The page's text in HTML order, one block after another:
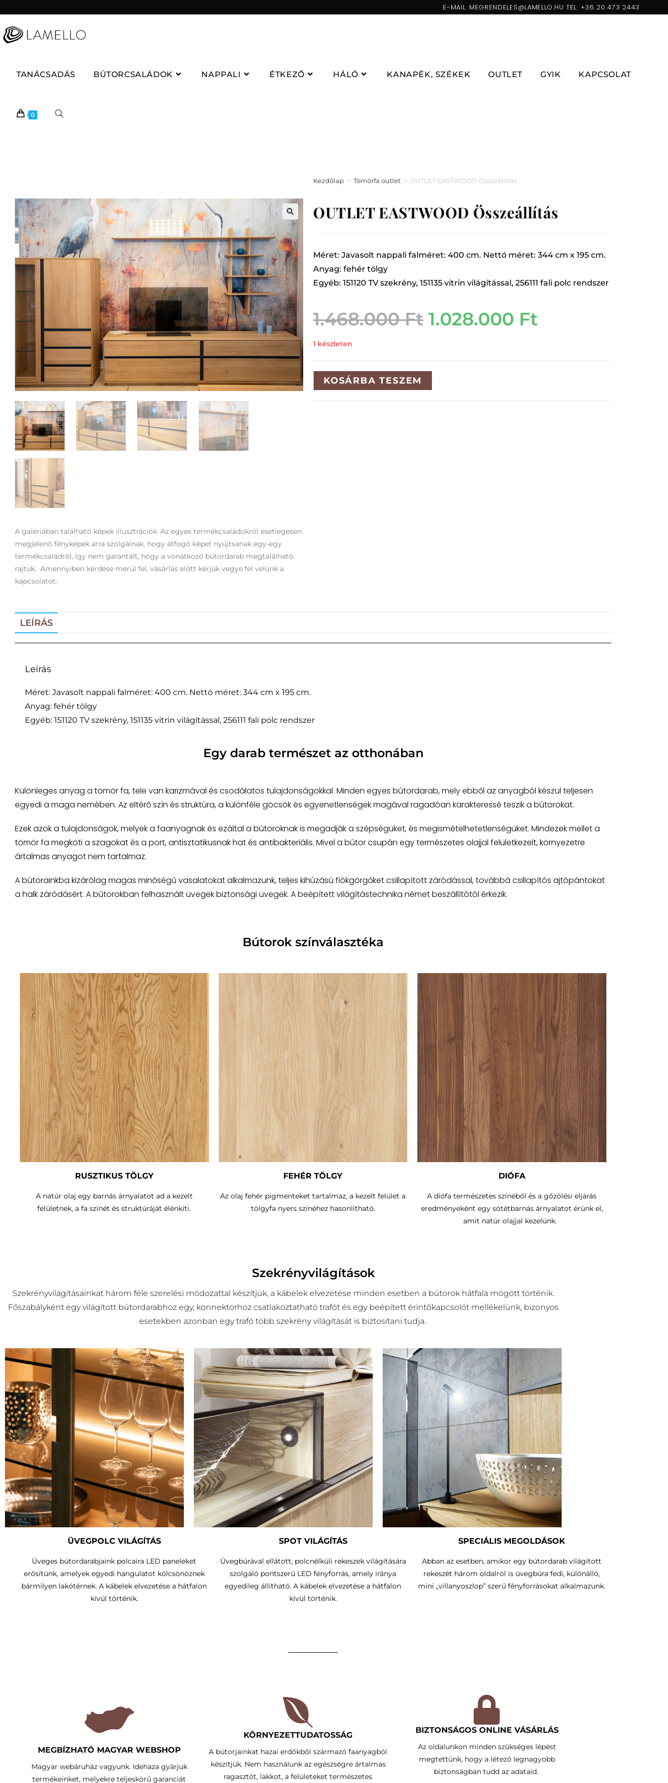
E-MAIL: MEGRENDELES@LAMELLO.HU TEL: +36 20 473 2443
TANÁCSADÁS BÚTORCSALÁDOK NAPPALI ÉTKEZŐ HÁLÓ KANAPÉK, SZÉKEK OUTLET GYIK KAPCSOLAT
0
Kezdőlap > Tömörfa outlet > OUTLET EASTWOOD Összeállítás
OUTLET EASTWOOD Összeállítás
A galériában található képek illusztrációk. Az egyes termékcsaládokról esetlegesen
megjelenő fényképek arra szolgálnak, hogy átfogó képet nyújtsanak egy-egy
termékcsaládról, így nem garantált, hogy a vonatkozó bútordarab megtalálható
rajtuk. Amennyiben kérdése merül fel, vásárlás előtt kérjük vegye fel velünk a
kapcsolatot.
Méret: Javasolt nappali falméret: 400 cm. Nettó méret: 344 cm x 195 cm.
Anyag: fehér tölgy
Egyéb: 151120 TV szekrény, 151135 vitrin világítással, 256111 fali polc rendszer
1.468.000Ft 1.028.000 Ft
1 készleten
KOSÁRBA TESZEM
LEÍRÁS
Leírás
Méret: Javasolt nappali falméret: 400 cm. Nettó méret: 344 cm x 195 cm.
Anyag: fehér tölgy
Egyéb: 151120 TV szekrény, 151135 vitrin világítással, 256111 fali polc rendszer
Egy darab természet az otthonában
Különleges anyag a tömör fa, tele van karizmával és csodálatos tulajdonságokkal. Minden egyes bútordarab, mely ebből az anyagból készül teljesen
egyedi a maga nemében. Az eltérő szín és struktúra, a különféle göcsök és egyenetlenségek magával ragadóan karakteressé teszik a bútorokat.
Ezek azok a tulajdonságok, melyek a faanyagnak és ezáltal a bútoroknak is megadják a szépségüket, és megismételhetetlenségüket. Mindezek mellet a
tömör fa megköti a szagokat és a port, antisztatikusnak hat és antibakteriális. Mivel a bútor csupán egy természetes olajjal felületkezelt, környezetre
ártalmas anyagot nem tartalmaz.
A bútorainkba kizárólag magas minőségű vasalatokat alkalmazunk, teljes kihúzású fiókgörgőket csillapított záródással, továbbá csillapítós ajtópántokat
a halk záródásért. A bútorokban felhasznált üvegek biztonsági üvegek. A beépített világítástechnika német beszállítótól érkezik.
Bútorok színválasztéka
RUSZTIKUS TÖLGY
A natúr olaj egy barnás árnyalatot ad a kezelt
felületnek, a fa színét és struktúráját élénkíti.
FEHÉR TÖLGY
Az olaj fehér pigmenteket tartalmaz, a kezelt felület a
tölgyfa nyers színéhez hasonlítható.
DIÓFA
A diófa természetes színéből és a gőzölési eljárás
eredményeként egy sötétbarnás árnyalatot érünk el,
amit natúr olajjal kezelünk.
Szekrényvilágítások
Szekrényvilágításainkat három féle szerelési módozattal készítjük, a kábelek elvezetése minden esetben a bútorok hátfala mögött történik.
Főszabályként egy világított bútordarabhoz egy, konnektorhoz csatlakoztatható trafót és egy beépített érintőkapcsolót mellékelünk, bizonyos
esetekben azonban egy trafó több szekrény világítását is biztosítani tudja.
ÜVEGPOLC VILÁGÍTÁS
Üveges bútordarabjaink polcaira LED paneleket
erősítünk, amelyek egyedi hangulatot kölcsönöznek
bármilyen lakótérnek. A kábelek elvezetése a hátfalon
kívül történik.
SPOT VILÁGÍTÁS
Üvegbúrával ellátott, polcnélküli rekeszek világítására
szolgáló pontszerű LED fényforrás, amely iránya
egyedileg állítható.A kábelek elvezetése a hátfalon
kívül történik.
SPECIÁLIS MEGOLDÁSOK
Abban az esetben, amikor egy bútordarab világított
rekeszét három oldalról is üvegbúra fedi, különálló,
mini „villanyoszlop” szerű fényforrásokat alkalmazunk.
MEGBÍZHATÓ MAGYAR WEBSHOP
Magyar webáruház vagyunk. Idehaza gyárjuk
termékeinket, melyekre teljeskörű garanciát
KÖRNYEZETTUDATOSSÁG​
A bútorjainkat hazai erdőkből származó faanyagból
készítjük. Nem használunk az egészségre ártalmas
ragasztót, lakkot, a felületeket természetes
BIZTONSÁGOS ONLINE VÁSÁRLÁS
Az oldalunkon minden szükséges lépést
megtettünk, hogy a létező legnagyobb
biztonságban tudd az adataid.